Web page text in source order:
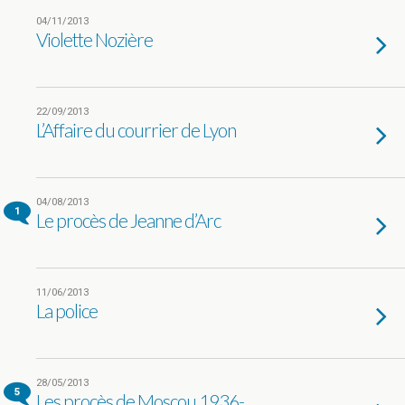
04/11/2013
Violette Nozière
22/09/2013
L’Affaire du courrier de Lyon
1
04/08/2013
Le procès de Jeanne d’Arc
11/06/2013
La police
5
28/05/2013